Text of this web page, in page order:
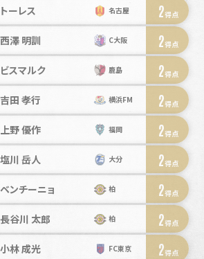
トーレス 名古屋 2得点
西澤 明訓 C大阪 2得点
ビスマルク 鹿島 2得点
吉田 孝行 横浜FM 2得点
上野 優作 福岡 2得点
塩川 岳人 大分 2得点
ベンチーニョ 柏 2得点
長谷川 太郎 柏 2得点
小林 成光 FC東京 2得点